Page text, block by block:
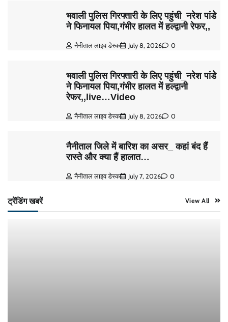
भवाली पुलिस गिरफ्तारी के लिए पहुंची_नरेश पांडे
ने फिनायल पिया,गंभीर हालत में हल्द्वानी रेफर,,
नैनीताल लाइव डेस्क July 8, 2026 0
भवाली पुलिस गिरफ्तारी के लिए पहुंची_नरेश पांडे
ने फिनायल पिया,गंभीर हालत में हल्द्वानी
रेफर,,live…Video
नैनीताल लाइव डेस्क July 8, 2026 0
नैनीताल जिले में बारिश का असर_ कहां बंद हैं
रास्ते और क्या हैं हालात…
नैनीताल लाइव डेस्क July 7, 2026 0
ट्रेंडिंग खबरें View All